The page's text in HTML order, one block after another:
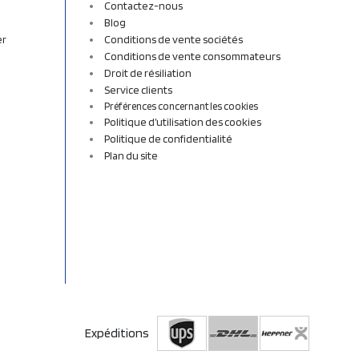
Contactez-nous
Blog
Conditions de vente sociétés
Conditions de vente consommateurs
Droit de résiliation
Service clients
Préférences concernant les cookies
Politique d’utilisation des cookies
Politique de confidentialité
Plan du site
Expéditions